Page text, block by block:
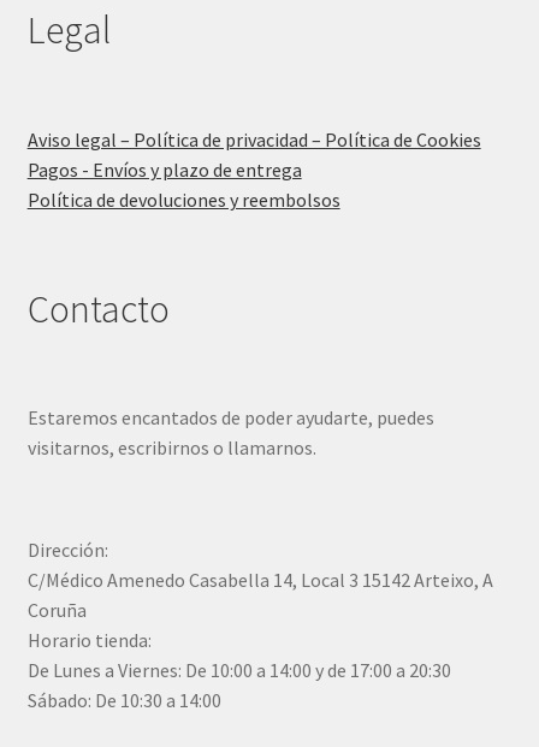
Legal
Aviso legal – Política de privacidad – Política de Cookies
Pagos - Envíos y plazo de entrega
Política de devoluciones y reembolsos
Contacto
Estaremos encantados de poder ayudarte, puedes
visitarnos, escribirnos o llamarnos.
Dirección:
C/Médico Amenedo Casabella 14, Local 3 15142 Arteixo, A
Coruña
Horario tienda:
De Lunes a Viernes: De 10:00 a 14:00 y de 17:00 a 20:30
Sábado: De 10:30 a 14:00